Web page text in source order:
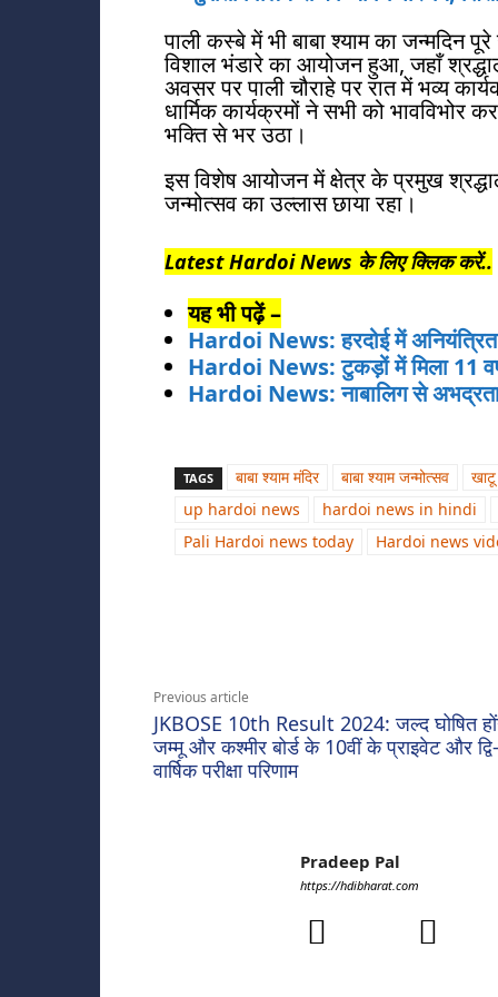
पाली कस्बे में भी बाबा श्याम का जन्मदिन
विशाल भंडारे का आयोजन हुआ, जहाँ
अवसर पर पाली चौराहे पर रात में भव्य
धार्मिक कार्यक्रमों ने सभी को भावविभोर
भक्ति से भर उठा।
इस विशेष आयोजन में क्षेत्र के प्रमुख
जन्मोत्सव का उल्लास छाया रहा।
Latest Hardoi News के लिए क्लिक करें..
यह भी पढ़ें –
Hardoi News: हरदोई में अनियंत्रित
Hardoi News: टुकड़ों में मिला 11
Hardoi News: नाबालिग से अभद्रता
TAGS बाबा श्याम मंदिर बाबा श्याम जन्मोत्सव
खाटू
up hardoi news
hardoi news in hindi
Pali Hardoi news today
Hardoi news
Previous article
JKBOSE 10th Result 2024: जल्द घोषित
जम्मू और कश्मीर बोर्ड के 10वीं के प्राइवेट और द्वि-
वार्षिक परीक्षा परिणाम
Pradeep Pal
https://hdibharat.com